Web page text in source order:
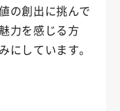
の創出に挑んで
力を感じる方
にしています。